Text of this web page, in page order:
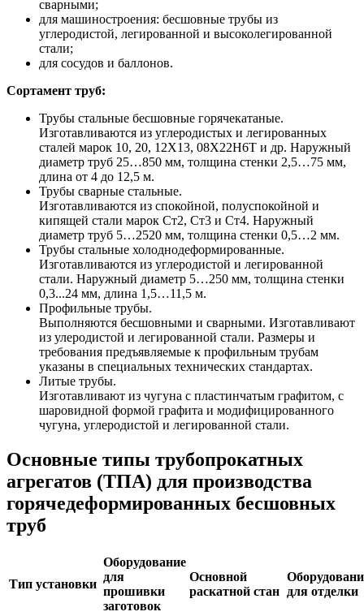
сварными;
для машиностроения: бесшовные трубы из
углеродистой, легированной и высоколегированной
стали;
для сосудов и баллонов.
Сортамент труб:
Трубы стальные бесшовные горячекатаные.
Изготавливаются из углеродистых и легированных
сталей марок 10, 20, 12Х13, 08Х22Н6Т и др. Наружный
диаметр труб 25…850 мм, толщина стенки 2,5…75 мм,
длина от 4 до 12,5 м.
Трубы сварные стальные.
Изготавливаются из спокойной, полуспокойной и
кипящей стали марок Ст2, Ст3 и Ст4. Наружный
диаметр труб 5…2520 мм, толщина стенки 0,5…2 мм.
Трубы стальные холоднодеформированные.
Изготавливаются из углеродистой и легированной
стали. Наружный диаметр 5…250 мм, толщина стенки
0,3...24 мм, длина 1,5…11,5 м.
Профильные трубы.
Выполняются бесшовными и сварными. Изготавливают
из улеродистой и легированной стали. Размеры и
требования предъявляемые к профильным трубам
указаны в специальных технических стандартах.
Литые трубы.
Изготавливают из чугуна с пластинчатым графитом, с
шаровидной формой графита и модифицированного
чугуна, углеродистой и легированной стали.
Основные типы трубопрокатных
агрегатов (ТПА) для производства
горячедеформированных бесшовных
труб
Тип установки
Оборудование
для
прошивки
заготовок
Основной
раскатной стан для отделки